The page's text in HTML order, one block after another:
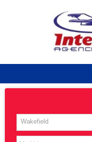
Costas
Vuelos
Wakefield